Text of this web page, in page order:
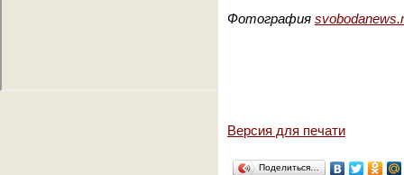
Фотография
Версия для печати
Поделиться…